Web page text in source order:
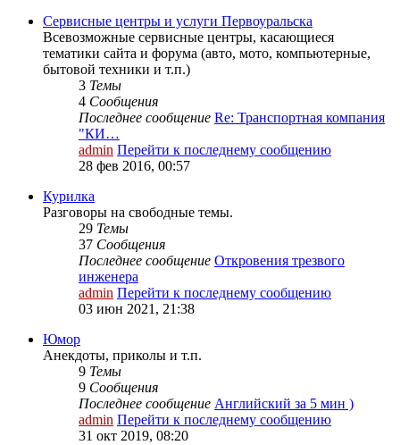
Сервисные центры и услуги Первоуральска
Всевозможные сервисные центры, касающиеся
тематики сайта и форума (авто, мото, компьютерные,
бытовой техники и т.п.)
3 Темы
4 Сообщения
Последнее сообщение Re: Транспортная компания
"КИ…
admin Перейти к последнему сообщению
28 фев 2016, 00:57
Курилка
Разговоры на свободные темы.
29 Темы
37 Сообщения
Последнее сообщение Откровения трезвого
инженера
admin Перейти к последнему сообщению
03 июн 2021, 21:38
Юмор
Анекдоты, приколы и т.п.
9 Темы
9 Сообщения
Последнее сообщение Английский за 5 мин )
admin Перейти к последнему сообщению
31 окт 2019, 08:20